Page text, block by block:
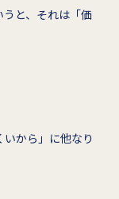
と、それは「価
から」に他なり